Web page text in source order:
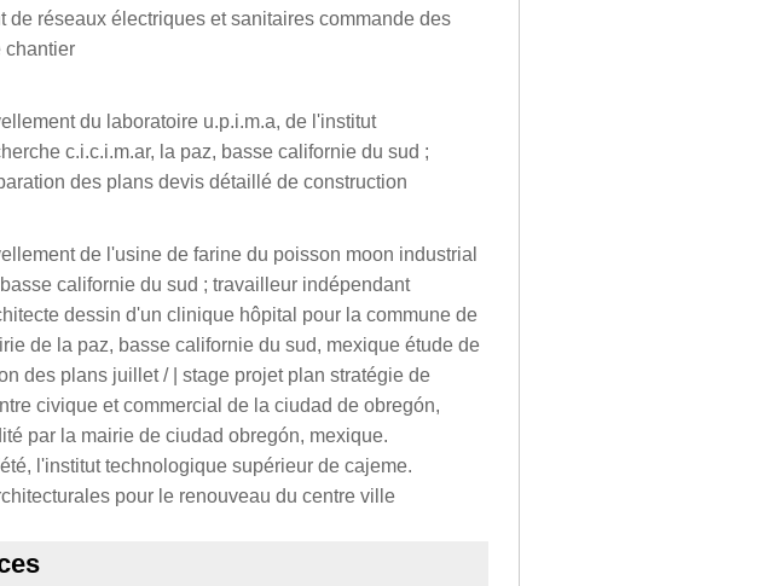
de réseaux électriques et sanitaires commande des
chantier
du laboratoire u.p.i.m.a, de l'institut
c.i.c.i.m.ar, la paz, basse californie du sud ;
des plans devis détaillé de construction
de l'usine de farine du poisson moon industrial
californie du sud ; travailleur indépendant
dessin d'un clinique hôpital pour la commune de
de la paz, basse californie du sud, mexique étude de
des plans juillet / | stage projet plan stratégie de
civique et commercial de la ciudad de obregón,
par la mairie de ciudad obregón, mexique.
l'institut technologique supérieur de cajeme.
pour le renouveau du centre ville